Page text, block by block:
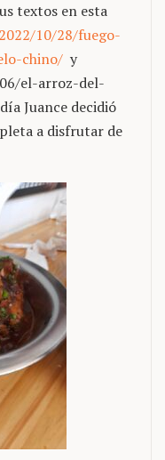
textos en esta
10/28/fuego-
chino/ y
el-arroz-del-
Juance decidió
a disfrutar de